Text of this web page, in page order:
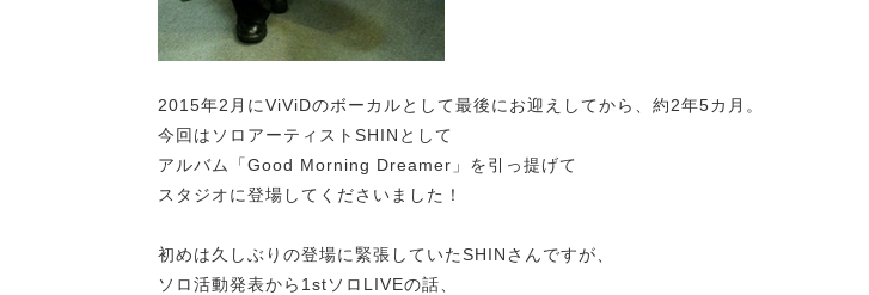
2015年2月にViViDのボーカルとして最後にお迎えしてから、約2年5カ月。
今回はソロアーティストSHINとして
アルバム「Good Morning Dreamer」を引っ提げて
スタジオに登場してくださいました！
初めは久しぶりの登場に緊張していたSHINさんですが、
ソロ活動発表から1stソロLIVEの話、